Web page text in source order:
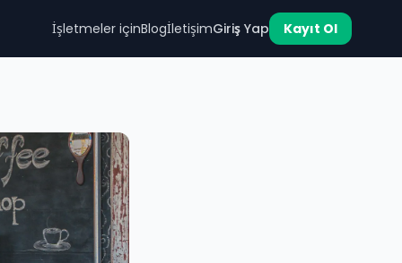
İşletmeler içinBlogİletişimGiriş Yap Kayıt Ol